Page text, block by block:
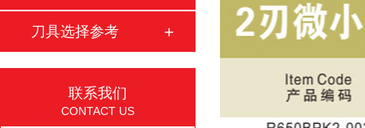
刀具选择参考
联系我们
CONTACT US